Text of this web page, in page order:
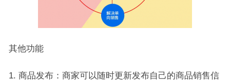
其他功能
商品发布：商家可以随时更新发布自己的商品销售信